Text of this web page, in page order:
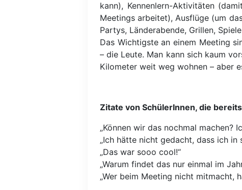
kann), Kennenlern-Aktivitäten
Meetings arbeitet), Ausflüge (um
Partys, Länderabende, Grillen,
Das Wichtigste an einem Meeting
– die Leute. Man kann sich kaum
Kilometer weit weg wohnen – aber
Zitate von SchülerInnen, die
„Können wir das nochmal machen?
„Ich hätte nicht gedacht, dass ich
„Das war sooo cool!“
„Warum findet das nur einmal im
„Wer beim Meeting nicht mitmacht,